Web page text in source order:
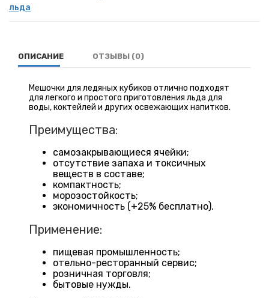
льда
ОПИСАНИЕ ОТЗЫВЫ (0)
Мешочки для ледяных кубиков отлично подходят
для легкого и простого приготовления льда для
воды, коктейлей и других освежающих напитков.
Преимущества:
самозакрывающиеся ячейки;
отсутствие запаха и токсичных
веществ в составе;
компактность;
морозостойкость;
экономичность (+25% бесплатно).
Применение:
пищевая промышленность;
отельно-ресторанный сервис;
розничная торговля;
бытовые нужды.